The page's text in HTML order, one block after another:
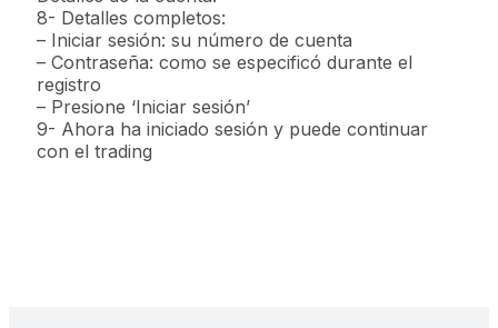
8- Detalles completos:
– Iniciar sesión: su número de cuenta
– Contraseña: como se especificó durante el
registro
– Presione ‘Iniciar sesión’
9- Ahora ha iniciado sesión y puede continuar
con el trading